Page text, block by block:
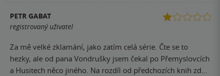
PETR GABAT
registrovaný uživatel
Za mě velké zklamání, jako zatím celá série. Čte se to
hezky, ale od pana Vondrušky jsem čekal po Přemyslovcích
a Husitech něco jiného. Na rozdíl od předchozích knih zde